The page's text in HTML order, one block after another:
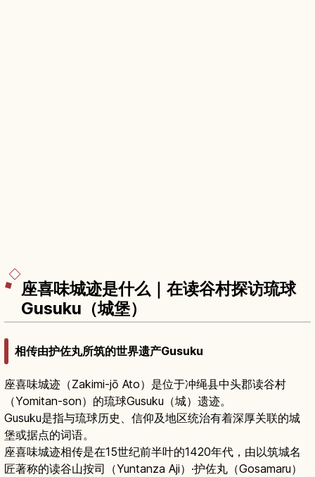
座喜味城迹是什么｜在读谷村探访琉球
Gusuku（城堡）
相传由护佐丸所筑的世界遗产Gusuku
座喜味城迹（Zakimi-jō Ato）是位于冲绳县中头郡读谷村
（Yomitan-son）的琉球Gusuku（城）遗迹。
Gusuku是指与琉球历史、信仰及地区统治有着深厚关联的城
堡或据点的词语。
座喜味城迹相传是在15世纪前半叶的1420年代，由以筑城名
匠著称的读谷山按司（Yuntanza Aji）·护佐丸（Gosamaru）